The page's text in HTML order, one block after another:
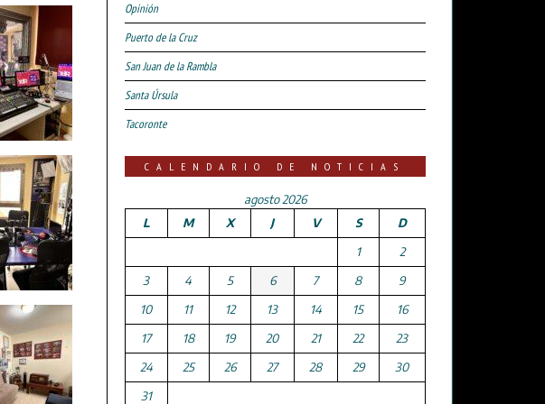
Opinión
Puerto de la Cruz
San Juan de la Rambla
Santa Úrsula
Tacoronte
CALENDARIO DE NOTICIAS
agosto 2026
L
M X J V S
D
1
2
3
4 5 6 7 8
9
10
11 12 13 14 15
16
17
18 19 20 21 22
23
24
25 26 27 28 29
30
31